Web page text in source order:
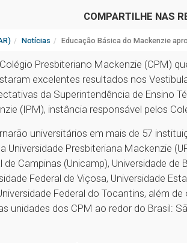
COMPARTILHE NAS
Notícias Educação Básica do Mackenzie
Presbiteriano Mackenzie (CPM)
excelentes resultados nos
da Superintendência de Ensino
(IPM), instância responsável pelos
universitários em mais de 57
Universidade Presbiteriana Mackenzie
Campinas (Unicamp), Universidade de
Federal de Viçosa, Universidade
Federal do Tocantins, além
unidades dos CPM ao redor do Brasil: